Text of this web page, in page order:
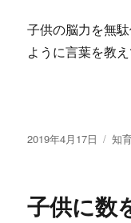
子供の脳力を無
ように言葉を教
投
2019年4月17日
カ
ー
知
子供に数